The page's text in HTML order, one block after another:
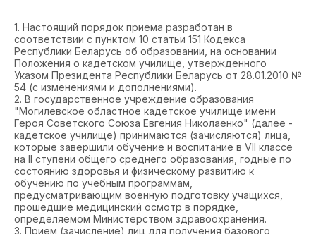
1. Настоящий порядок приема разработан в
соответствии с пунктом 10 статьи 151 Кодекса
Республики Беларусь об образовании, на основании
Положения о кадетском училище, утвержденного
Указом Президента Республики Беларусь от 28.01.2010 №
54 (с изменениями и дополнениями).
2. В государственное учреждение образования
"Могилевское областное кадетское училище имени
Героя Советского Союза Евгения Николаенко" (далее -
кадетское училище) принимаются (зачисляются) лица,
которые завершили обучение и воспитание в VII классе
на II ступени общего среднего образования, годные по
состоянию здоровья и физическому развитию к
обучению по учебным программам,
предусматривающим военную подготовку учащихся,
прошедшие медицинский осмотр в порядке,
определяемом Министерством здравоохранения.
3. Прием (зачисление) лиц для получения базового